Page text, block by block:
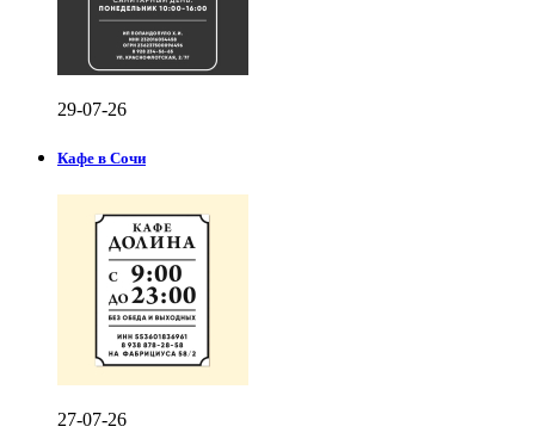
29-07-26
Кафе в Сочи
27-07-26